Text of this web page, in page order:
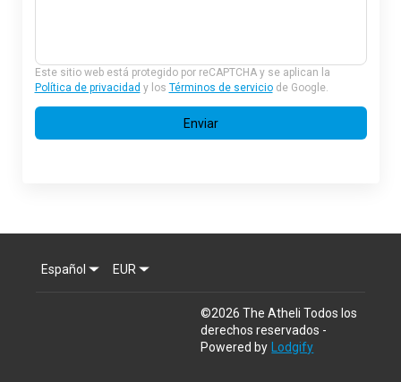
Este sitio web está protegido por reCAPTCHA y se aplican la
Política de privacidad y los Términos de serviciode Google.
Enviar
Español EUR
©2026 The Atheli Todos los
derechos reservados -
Powered by Lodgify